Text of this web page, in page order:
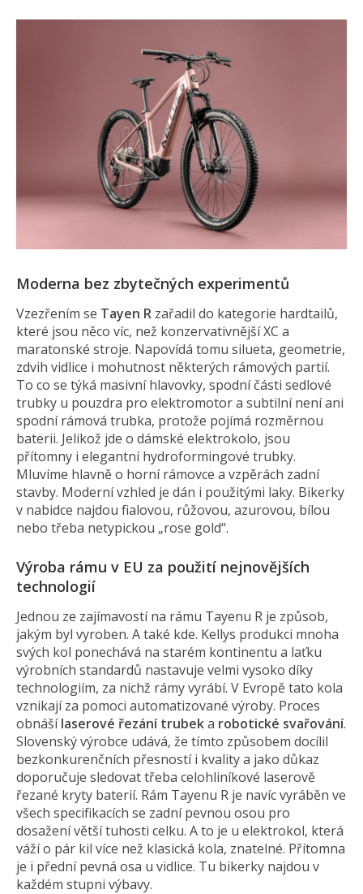
Moderna bez zbytečných experimentů
Vzezřením se Tayen R zařadil do kategorie hardtailů,
které jsou něco víc, než konzervativnější XC a
maratonské stroje. Napovídá tomu silueta, geometrie,
zdvih vidlice i mohutnost některých rámových partií.
To co se týká masivní hlavovky, spodní části sedlové
trubky u pouzdra pro elektromotor a subtilní není ani
spodní rámová trubka, protože pojímá rozměrnou
baterii. Jelikož jde o dámské elektrokolo, jsou
přítomny i elegantní hydroformingové trubky.
Mluvíme hlavně o horní rámovce a vzpěrách zadní
stavby. Moderní vzhled je dán i použitými laky. Bikerky
v nabidce najdou fialovou, růžovou, azurovou, bílou
nebo třeba netypickou „rose gold“.
Výroba rámu v EU za použití nejnovějších
technologií
Jednou ze zajímavostí na rámu Tayenu R je způsob,
jakým byl vyroben. A také kde. Kellys produkci mnoha
svých kol ponechává na starém kontinentu a laťku
výrobních standardů nastavuje velmi vysoko díky
technologiím, za nichž rámy vyrábí. V Evropě tato kola
vznikají za pomoci automatizované výroby. Proces
obnášílaserové řezání trubeka robotické svařování.
Slovenský výrobce udává, že tímto způsobem docílil
bezkonkurenčních přesností i kvality a jako důkaz
doporučuje sledovat třeba celohliníkové laserově
řezané kryty baterií. Rám Tayenu R je navíc vyráběn ve
všech specifikacích se zadní pevnou osou pro
dosažení větší tuhosti celku. A to je u elektrokol, která
váží o pár kil více než klasická kola, znatelné. Přítomna
je i přední pevná osa u vidlice. Tu bikerky najdou v
každém stupni výbavy.